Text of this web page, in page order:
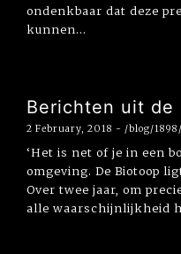
ondenkbaar dat deze
kunnen...
Berichten uit de
2 February, 2018 - /blog/
‘Het is net of je in een
omgeving. De Biotoop
Over twee jaar, om
alle waarschijnlijkheid